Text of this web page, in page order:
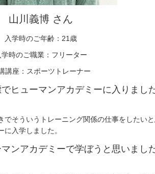
山川義博 さん
入学時のご年齢：21歳
学時のご職業：フリーター
講座：スポーツトレーナー
ューマンアカデミーに入りまし
でそういうトレーニング関係の仕事をしたい
入学しました。
アカデミーで学ぼうと思いまし